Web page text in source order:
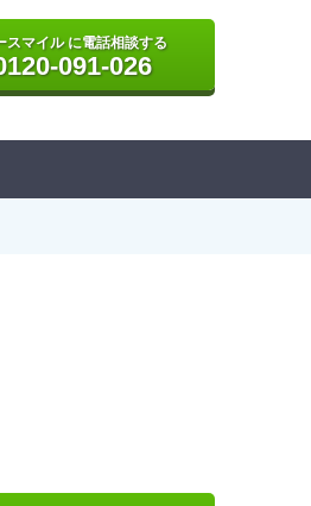
スマイル に電話相談する
091-026